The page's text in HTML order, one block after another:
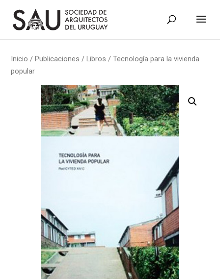
Inicio /Publicaciones /Libros / Tecnología para la vivienda
popular